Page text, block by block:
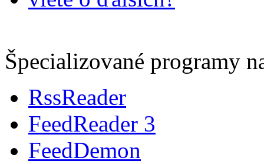
Špecializované programy
RssReader
FeedReader 3
FeedDemon